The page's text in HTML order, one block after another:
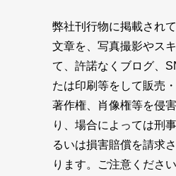
弊社刊行物に掲載され
文章を、写真撮影やス
て、許諾なくブログ、
たは印刷等をして販売
著作権、肖像権等を侵
り、場合によっては刑
るいは損害賠償を請求
ります。ご注意ください